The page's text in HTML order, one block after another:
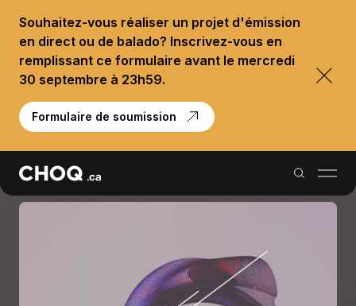
Souhaitez-vous réaliser un projet d'émission
en direct ou de balado? Inscrivez-vous en
remplissant ce formulaire avant le mercredi
30 septembre à 23h59.
Formulaire de soumission
Reportages